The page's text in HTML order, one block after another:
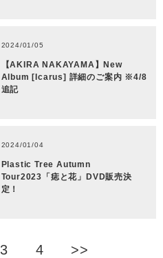
2024/01/05
【AKIRA NAKAYAMA】New
Album [Icarus] 詳細のご案内 ※4/8
追記
2024/01/04
Plastic Tree Autumn
Tour2023「痣と花」DVD販売決
定！
3 4 >>